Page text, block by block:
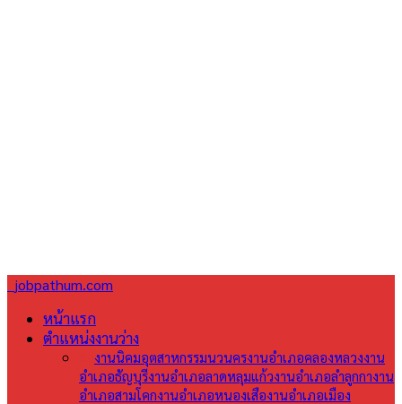
jobpathum.com
หน้าแรก
ตำแหน่งงานว่าง
งานนิคมอุตสาหกรรมนวนครงานอำเภอคลองหลวงงาน
อำเภอธัญบุรีงานอำเภอลาดหลุมแก้วงานอำเภอลำลูกกางาน
อำเภอสามโคกงานอำเภอหนองเสืองานอำเภอเมือง